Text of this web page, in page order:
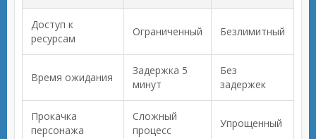
Доступ к
ресурсам
Ограниченный Безлимитный
Время ожидания
Задержка 5
минут
Без
задержек
Прокачка
персонажа
Сложный
процесс
Упрощенный